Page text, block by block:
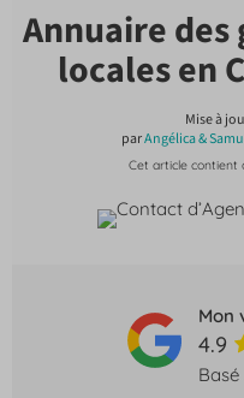
Annuaire des
locales en
Mise à
parAngélica &
Cet article contient
Mon
4.9